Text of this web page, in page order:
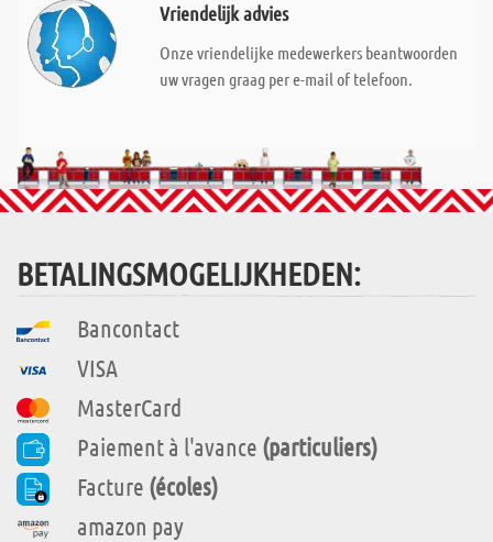
Vriendelijk advies
Onze vriendelijke medewerkers beantwoorden
uw vragen graag per e-mail of telefoon.
BETALINGSMOGELIJKHEDEN:
Bancontact
VISA
MasterCard
Paiement à l'avance (particuliers)
Facture (écoles)
amazon pay